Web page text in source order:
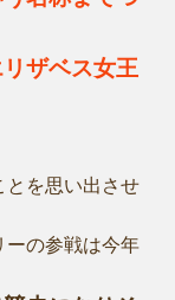
ザベス女王
とを思い出させ
ーの参戦は今年